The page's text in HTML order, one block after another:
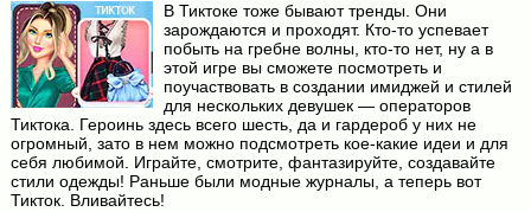
В Тиктоке тоже бывают тренды. Они
зарождаются и проходят. Кто-то успевает
побыть на гребне волны, кто-то нет, ну а в
этой игре вы сможете посмотреть и
поучаствовать в создании имиджей и стилей
для нескольких девушек — операторов
Тиктока. Героинь здесь всего шесть, да и гардероб у них не
огромный, зато в нем можно подсмотреть кое-какие идеи и для
себя любимой. Играйте, смотрите, фантазируйте, создавайте
стили одежды! Раньше были модные журналы, а теперь вот
Тикток. Вливайтесь!